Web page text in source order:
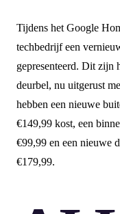
Tijdens het Google
techbedrijf een
gepresenteerd. Dit zijn
deurbel, nu uitgerust
hebben een nieuwe
€149,99 kost, een
€99,99 en een nieuwe
€179,99.